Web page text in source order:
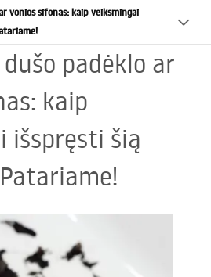
vonios sifonas: kaip veiksmingai
padėklo ar
kaip
išspręsti šią